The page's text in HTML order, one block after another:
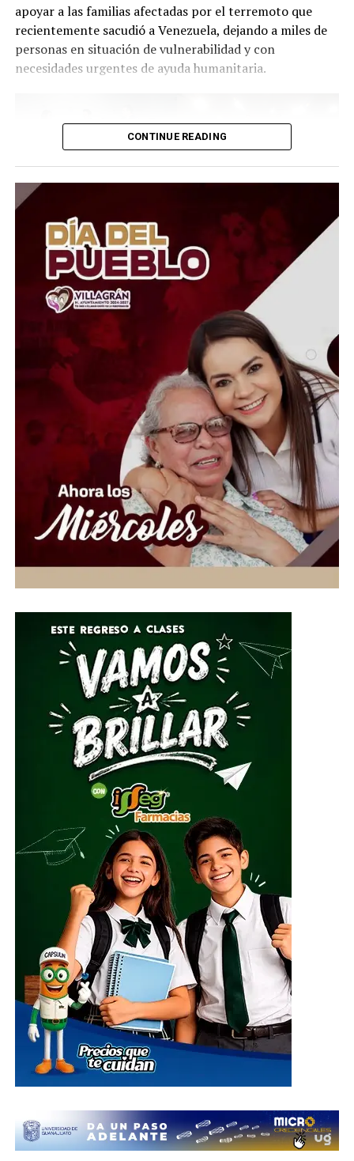
apoyar a las familias afectadas por el terremoto que
recientemente sacudió a Venezuela, dejando a miles de
personas en situación de vulnerabilidad y con
necesidades urgentes de ayuda humanitaria.
El Presidente del Consejo Consultivo del Sistema DIF
Estatal Guanajuato, Juan Carlos Montesinos Carranza,
señaló que esta iniciativa busca brindar apoyo solidario y
oportuno a quienes atraviesan momentos difíciles, por
lo que convocó a la ciudadanía, al sector empresarial,
asociaciones civiles, grupos voluntarios y sociedad en
general, a sumarse a esta causa mediante la donación de
insumos esenciales.
“Hoy más que nunca es momento de demostrar que la
solidaridad no conoce fronteras. Desde Guanajuato
extendemos la mano a las familias venezolanas que
enfrentan esta emergencia, convencidos de que cada
aportación puede hacer la diferencia en la vida de
quienes más lo necesitan”, expresó.
Ante esta situación de emergencia humanitaria, el
Gobierno de la Gente, a través del Voluntariado de la
Gente, habilitó centros de acopio del 1 al 10 de julio en
el Parque Guanajuato Bicentenario, las oficinas del
Sistema DIF Estatal y las instalaciones de los 46
Por su parte, el Director General del Sistema DIF Estatal
Guanajuato, José Alfonso Borja Pimentel, explicó que se
estarán recibiendo alimentos no perecederos, artículos
de higiene personal, insumos de limpieza y
herramientas, mismos que serán clasificados y
embalados para su posterior entrega al Sistema
Nacional DIF, instancia encargada de coordinar el envío
del apoyo humanitario.
ADVERTISEMENT
El centro de acopio principal estará ubicado en el
Parque Guanajuato Bicentenario, localizado en la
carretera de cuota kilómetro 3.8, comunidad Los
Rodríguez, en el municipio de Silao; además de las
oficinas del Sistema DIF Estatal Guanajuato ubicadas en
Paseo de la Presa # 89-A, Zona Centro, en la ciudad de
Guanajuato; así como en las instalaciones de los 46
Sistemas DIF Municipales del estado, donde las
donaciones podrán entregarse del 1 al 10 de julio, en un
¿Qué se puede donar?
CONTINUE READING